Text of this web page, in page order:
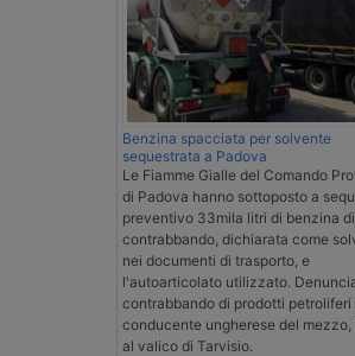
Benzina spacciata per solvente
sequestrata a Padova
Le Fiamme Gialle del Comando
di Padova hanno sottoposto a
preventivo 33mila litri di benzina di
contrabbando, dichiarata come
nei documenti di trasporto, e
l'autoarticolato utilizzato.
contrabbando di prodotti petroliferi
conducente ungherese del mezzo,
al valico di Tarvisio.